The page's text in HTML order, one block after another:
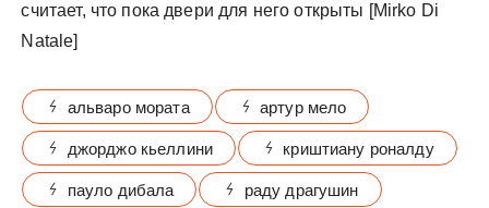
считает, что пока двери для него открыты [Mirko Di
Natale]
альваро мората артур мело
джорджо кьеллини криштиану роналду
пауло дибала раду драгушин